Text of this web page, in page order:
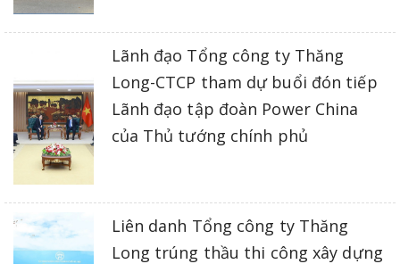
Lãnh đạo Tổng công ty Thăng
Long-CTCP tham dự buổi đón tiếp
Lãnh đạo tập đoàn Power China
của Thủ tướng chính phủ
Liên danh Tổng công ty Thăng
Long trúng thầu thi công xây dựng